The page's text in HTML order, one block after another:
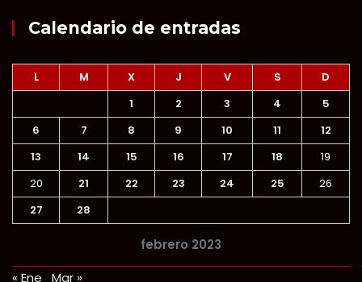
Calendario de entradas
febrero 2023
L M X J V S
D
1
2 3 4
5
6
7 8 9 10 11
12
13
14 15 16 17 18
19
20
21 22 23 24 25
26
27
28
« Ene Mar »